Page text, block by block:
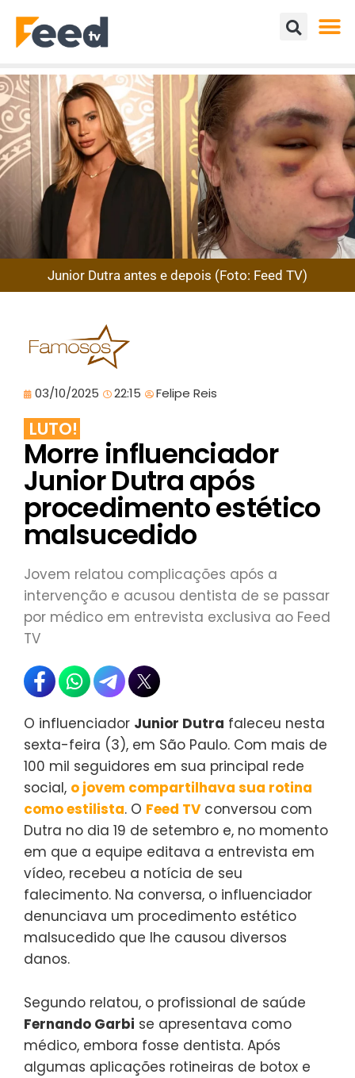
Junior Dutra antes e depois (Foto: Feed TV)
03/10/2025 22:15 Felipe Reis
LUTO!
Morre influenciador
Junior Dutra após
procedimento estético
malsucedido
Jovem relatou complicações após a
intervenção e acusou dentista de se passar
por médico em entrevista exclusiva ao Feed
TV
O influenciador Junior Dutra faleceu nesta
sexta-feira (3), em São Paulo. Com mais de
100 mil seguidores em sua principal rede
social, o jovem compartilhava sua rotina
como estilista. O Feed TV conversou com
Dutra no dia 19 de setembro e, no momento
em que a equipe editava a entrevista em
vídeo, recebeu a notícia de seu
falecimento. Na conversa, o influenciador
denunciava um procedimento estético
malsucedido que lhe causou diversos
danos.
Segundo relatou, o profissional de saúde
Fernando Garbi se apresentava como
médico, embora fosse dentista. Após
algumas aplicações rotineiras de botox e